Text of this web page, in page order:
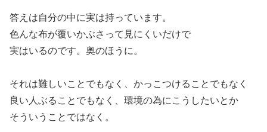
答えは自分の中に実は持っています。
色んな布が覆いかぶさって見にくいだけで
実はいるのです。奥のほうに。
それは難しいことでもなく、かっこつけることでもなく
良い人ぶることでもなく、環境の為にこうしたいとか
そういうことではなく。